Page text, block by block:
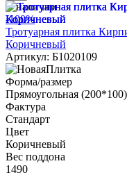
В наличии
-100%
Тротуарная плитка
Коричневый
Артикул: Б1020109
Форма/размер
Прямоугольная (200*100)
Фактура
Стандарт
Цвет
Коричневый
Вес поддона
1490